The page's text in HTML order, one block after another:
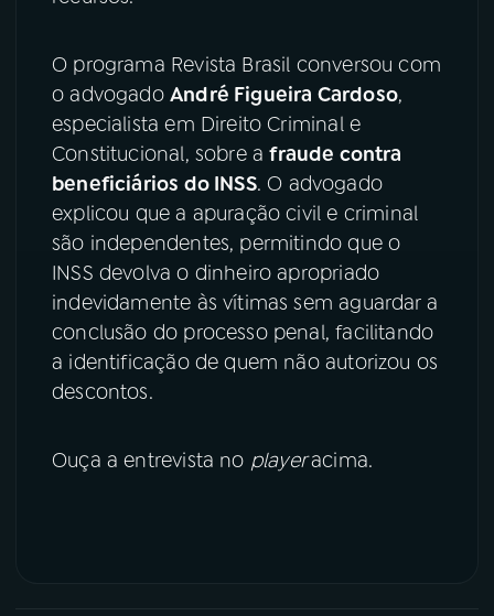
O programa Revista Brasil conversou com
o advogado André Figueira Cardoso,
especialista em Direito Criminal e
Constitucional, sobre afraude contra
beneficiários do INSS. O advogado
explicou que a apuração civil e criminal
são independentes, permitindo que o
INSS devolva o dinheiro apropriado
indevidamente às vítimas sem aguardar a
conclusão do processo penal, facilitando
a identificação de quem não autorizou os
descontos.
Ouça a entrevista no playeracima.